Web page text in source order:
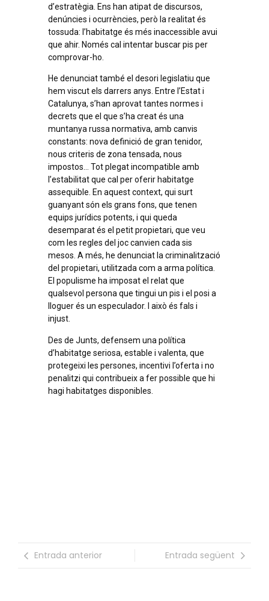
d’estratègia. Ens han atipat de discursos,
denúncies i ocurrències, però la realitat és
tossuda: l’habitatge és més inaccessible avui
que ahir. Només cal intentar buscar pis per
comprovar-ho.
He denunciat també el desori legislatiu que
hem viscut els darrers anys. Entre l’Estat i
Catalunya, s’han aprovat tantes normes i
decrets que el que s’ha creat és una
muntanya russa normativa, amb canvis
constants: nova definició de gran tenidor,
nous criteris de zona tensada, nous
impostos… Tot plegat incompatible amb
l’estabilitat que cal per oferir habitatge
assequible. En aquest context, qui surt
guanyant són els grans fons, que tenen
equips jurídics potents, i qui queda
desemparat és el petit propietari, que veu
com les regles del joc canvien cada sis
mesos. A més, he denunciat la criminalització
del propietari, utilitzada com a arma política.
El populisme ha imposat el relat que
qualsevol persona que tingui un pis i el posi a
lloguer és un especulador. I això és fals i
injust.
Des de Junts, defensem una política
d’habitatge seriosa, estable i valenta, que
protegeixi les persones, incentivi l’oferta i no
penalitzi qui contribueix a fer possible que hi
hagi habitatges disponibles.
Entrada anterior Entrada següent